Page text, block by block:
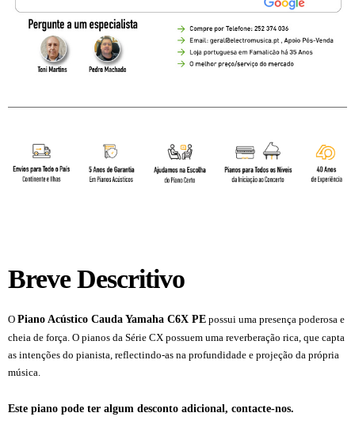
Breve Descritivo
O Piano Acústico Cauda Yamaha C6X PE possui uma presença poderosa e
cheia de força. O pianos da Série CX possuem uma reverberação rica, que capta
as intenções do pianista, reflectindo-as na profundidade e projeção da própria
música.
Este piano pode ter algum desconto adicional, contacte-nos.